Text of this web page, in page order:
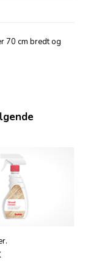
70 cm bredt og